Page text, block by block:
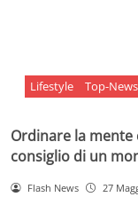
Lifestyle Top-News
Ordinare la mente
consiglio di un
Flash News 27